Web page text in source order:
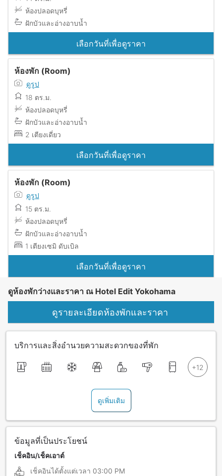
ห้องปลอดบุหรี่
ฝักบัวและอ่างอาบน้ำ
เลือกวันที่เพื่อดูราคา
ห้องพัก (Room)
ดูรูป
18 ตร.ม.
ห้องปลอดบุหรี่
ฝักบัวและอ่างอาบน้ำ
2 เตียงเดี่ยว
เลือกวันที่เพื่อดูราคา
ห้องพัก (Room)
ดูรูป
15 ตร.ม.
ห้องปลอดบุหรี่
ฝักบัวและอ่างอาบน้ำ
1 เตียงเซมิ ดับเบิล
เลือกวันที่เพื่อดูราคา
ดูห้องพักว่างและราคา ณ Hotel Edit Yokohama
ดูรายละเอียดห้องพักและราคา
บริการและสิ่งอำนวยความสะดวกของที่พัก
ดูเพิ่มเติม
ข้อมูลที่เป็นประโยชน์
เช็คอิน/เช็คเอาต์
เช็คอินได้ตั้งแต่เวลา 03:00 PM